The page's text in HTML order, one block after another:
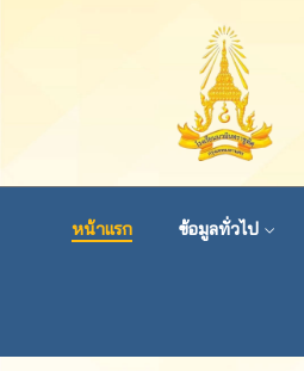
หน้าแรก ข้อมูลทั่วไป